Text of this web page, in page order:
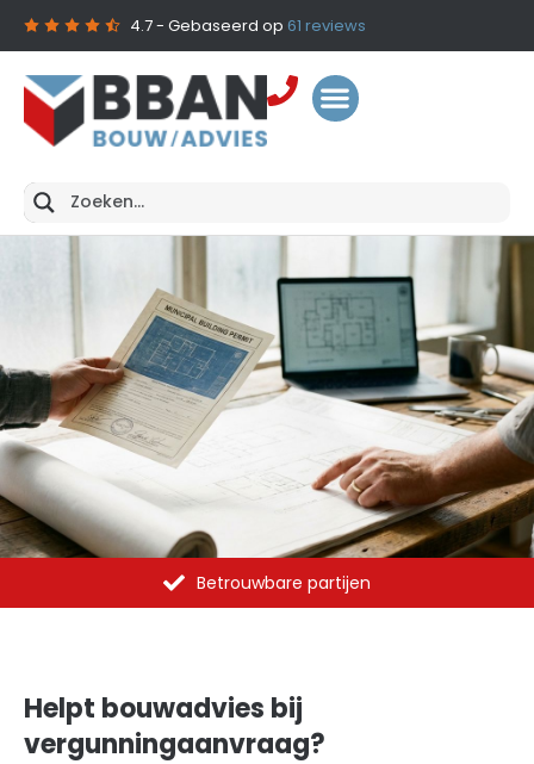
4.7- Gebaseerd op 61 reviews
Al meer dan 1375 opdrachten uitgevoerd
Helpt bouwadvies bij
vergunningaanvraag?